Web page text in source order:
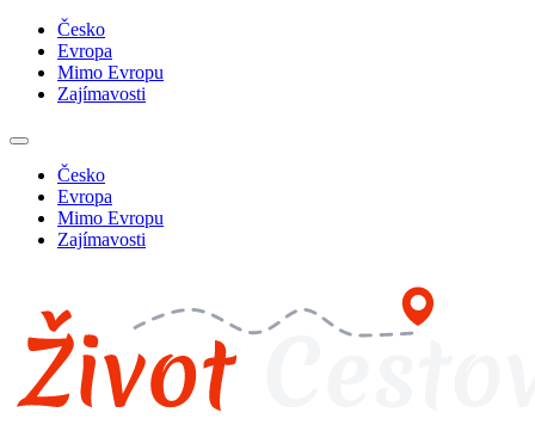
Česko
Evropa
Mimo Evropu
Zajímavosti
Česko
Evropa
Mimo Evropu
Zajímavosti